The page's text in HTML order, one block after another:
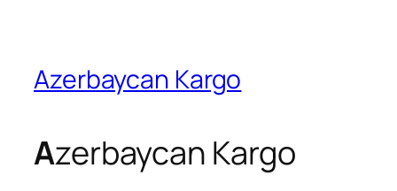
Azerbaycan Kargo
Azerbaycan Kargo